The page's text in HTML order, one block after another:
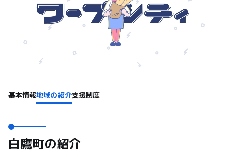
基本情報地域の紹介支援制度
白鷹町の紹介